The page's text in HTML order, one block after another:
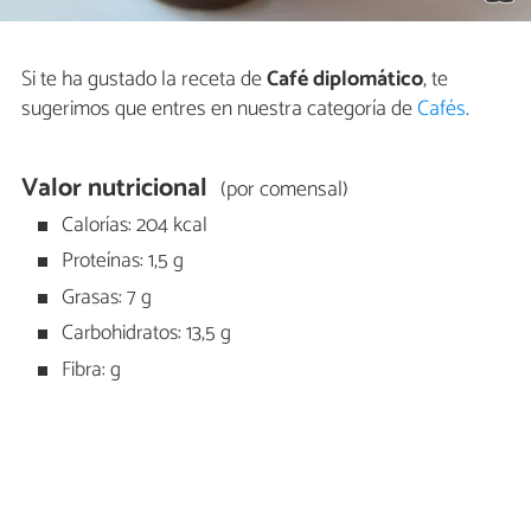
Si te ha gustado la receta deCafé diplomático, te
sugerimos que entres en nuestra categoría deCafés.
Valor nutricional (por comensal)
Calorías: 204 kcal
Proteínas: 1,5 g
Grasas: 7 g
Carbohidratos: 13,5 g
Fibra: g